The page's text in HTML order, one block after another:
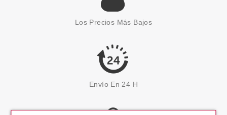
Los Precios Más Bajos
Envío En 24 H